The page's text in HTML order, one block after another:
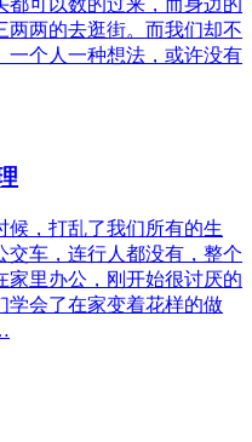
都可以数的过来，而身边的
两两的去逛街。而我们却不
一个人一种想法，或许没有
候，打乱了我们所有的生
交车，连行人都没有，整个
家里办公，刚开始很讨厌的
学会了在家变着花样的做